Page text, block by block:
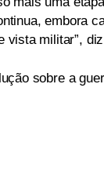
embora
vista militar”,
sobre a